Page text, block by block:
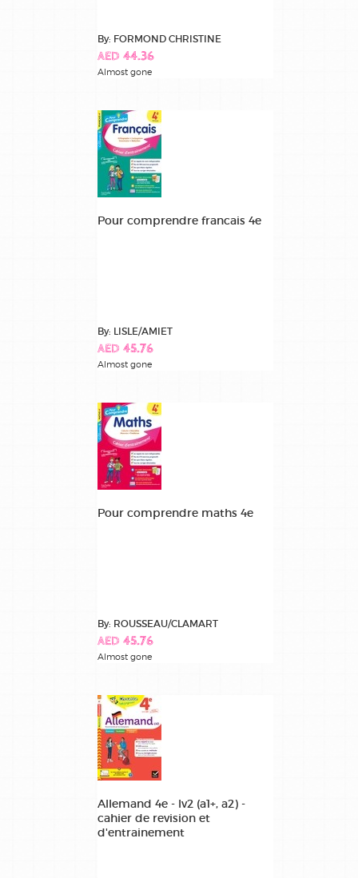
By: FORMOND CHRISTINE
AED 44.36
Almost gone
Pour comprendre francais 4e
By: LISLE/AMIET
AED 45.76
Almost gone
Pour comprendre maths 4e
By: ROUSSEAU/CLAMART
AED 45.76
Almost gone
Allemand 4e - lv2 (a1+, a2) -
cahier de revision et
d'entrainement